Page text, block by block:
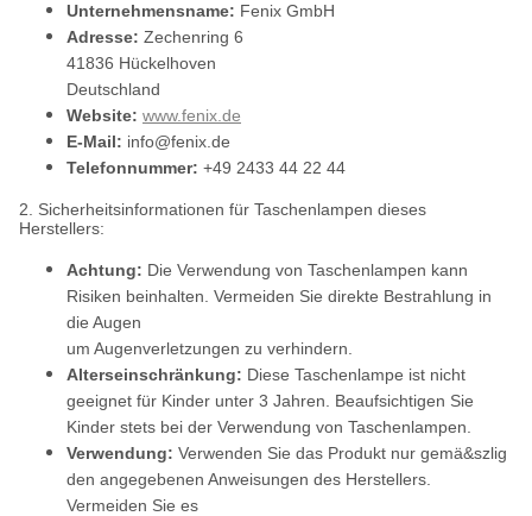
Unternehmensname: Fenix GmbH
Adresse: Zechenring 6
41836 Hückelhoven
Deutschland
Website: www.fenix.de
E-Mail: info@fenix.de
Telefonnummer: +49 2433 44 22 44
2. Sicherheitsinformationen für Taschenlampen dieses
Herstellers:
Achtung: Die Verwendung von Taschenlampen kann
Risiken beinhalten. Vermeiden Sie direkte Bestrahlung in
die Augen
um Augenverletzungen zu verhindern.
Alterseinschränkung: Diese Taschenlampe ist nicht
geeignet für Kinder unter 3 Jahren. Beaufsichtigen Sie
Kinder stets bei der Verwendung von Taschenlampen.
Verwendung: Verwenden Sie das Produkt nur gemä&szlig
den angegebenen Anweisungen des Herstellers.
Vermeiden Sie es